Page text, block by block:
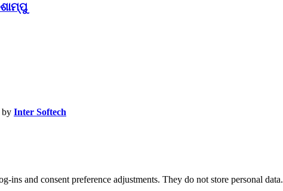
by Inter Softech
ins and consent preference adjustments. They do not store personal data.